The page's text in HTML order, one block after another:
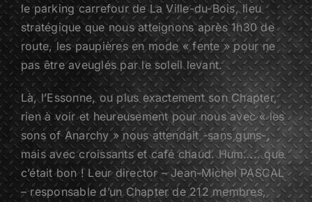
le parking carrefour de La Ville-du-Bois, lieu
stratégique que nous atteignons après 1h30 de
route, les paupières en mode « fente » pour ne
pas être aveuglés par le soleil levant.
Là, l’Essonne, ou plus exactement son Chapter,
rien à voir et heureusement pour nous avec « les
sons of Anarchy » nous attendait -sans guns-,
mais avec croissants et café chaud. Hum….. que
c’était bon ! Leur director – Jean-Michel PASCAL
– responsable d’un Chapter de 212 membres,